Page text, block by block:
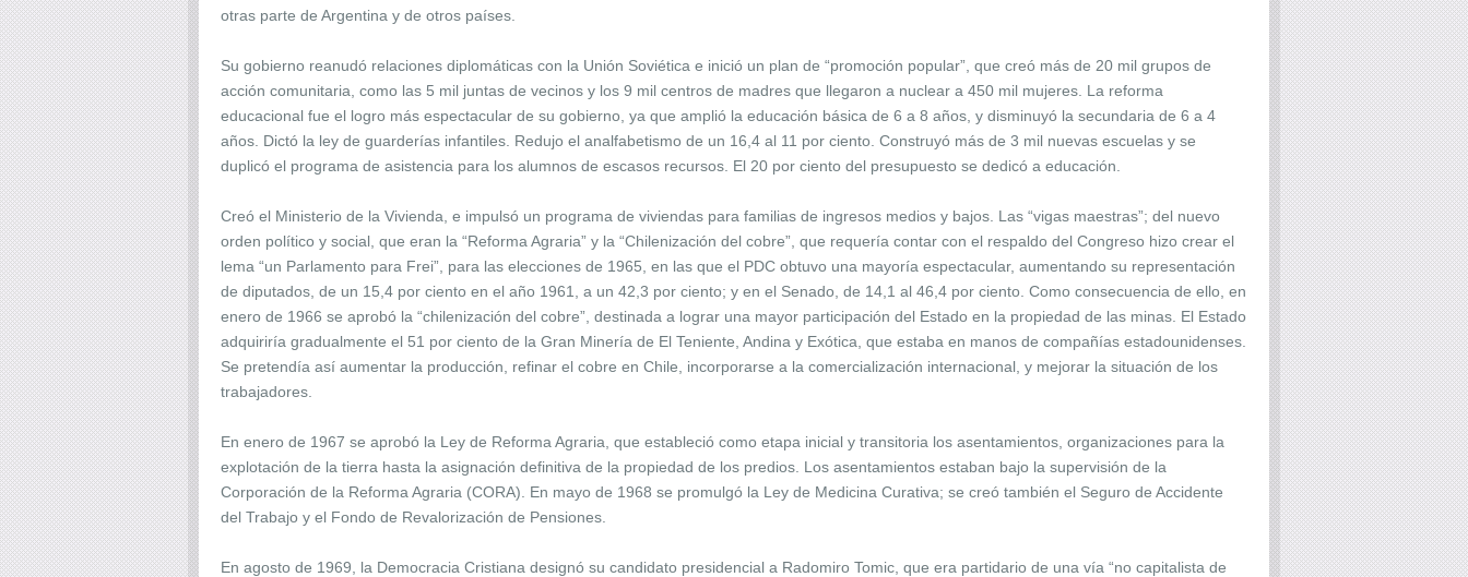
otras parte de Argentina y de otros países.
Su gobierno reanudó relaciones diplomáticas con la Unión Soviética e inició un plan de “promoción popular”, que creó más de 20 mil grupos de
acción comunitaria, como las 5 mil juntas de vecinos y los 9 mil centros de madres que llegaron a nuclear a 450 mil mujeres. La reforma
educacional fue el logro más espectacular de su gobierno, ya que amplió la educación básica de 6 a 8 años, y disminuyó la secundaria de 6 a 4
años. Dictó la ley de guarderías infantiles. Redujo el analfabetismo de un 16,4 al 11 por ciento. Construyó más de 3 mil nuevas escuelas y se
duplicó el programa de asistencia para los alumnos de escasos recursos. El 20 por ciento del presupuesto se dedicó a educación.
Creó el Ministerio de la Vivienda, e impulsó un programa de viviendas para familias de ingresos medios y bajos. Las “vigas maestras”; del nuevo
orden político y social, que eran la “Reforma Agraria” y la “Chilenización del cobre”, que requería contar con el respaldo del Congreso hizo crear el
lema “un Parlamento para Frei”, para las elecciones de 1965, en las que el PDC obtuvo una mayoría espectacular, aumentando su representación
de diputados, de un 15,4 por ciento en el año 1961, a un 42,3 por ciento; y en el Senado, de 14,1 al 46,4 por ciento. Como consecuencia de ello, en
enero de 1966 se aprobó la “chilenización del cobre”, destinada a lograr una mayor participación del Estado en la propiedad de las minas. El Estado
adquiriría gradualmente el 51 por ciento de la Gran Minería de El Teniente, Andina y Exótica, que estaba en manos de compañías estadounidenses.
Se pretendía así aumentar la producción, refinar el cobre en Chile, incorporarse a la comercialización internacional, y mejorar la situación de los
trabajadores.
En enero de 1967 se aprobó la Ley de Reforma Agraria, que estableció como etapa inicial y transitoria los asentamientos, organizaciones para la
explotación de la tierra hasta la asignación definitiva de la propiedad de los predios. Los asentamientos estaban bajo la supervisión de la
Corporación de la Reforma Agraria (CORA). En mayo de 1968 se promulgó la Ley de Medicina Curativa; se creó también el Seguro de Accidente
del Trabajo y el Fondo de Revalorización de Pensiones.
En agosto de 1969, la Democracia Cristiana designó su candidato presidencial a Radomiro Tomic, que era partidario de una vía “no capitalista de